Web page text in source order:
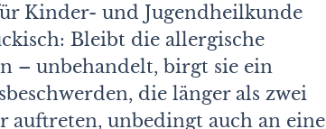
Kinder- und Jugendheilkunde
Bleibt die allergische
– unbehandelt, birgt sie ein
die länger als zwei
auftreten, unbedingt auch an eine